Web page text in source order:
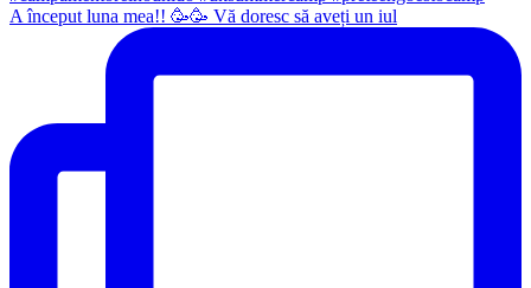
A început luna mea!! 🥳🥳 Vă doresc să aveți un iul